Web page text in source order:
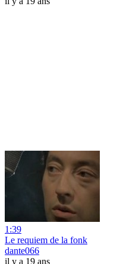
1:39
Le requiem de la fonk
dante066
il y a 19 ans